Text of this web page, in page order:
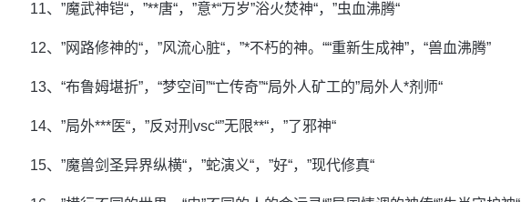
11、”魔武神铠“，”**唐“，”意*“万岁”浴火焚神“，”虫血沸腾“
12、”网路修神的“，”风流心脏“，”*不朽的神。““重新生成神”，“兽血沸腾”
13、“布鲁姆堪折”，“梦空间”“亡传奇”“局外人矿工的”局外人*剂师“
14、”局外***医“，”反对刑vsc“”无限**“，”了邪神“
15、”魔兽剑圣异界纵横“，”蛇演义“，”好“，”现代修真“